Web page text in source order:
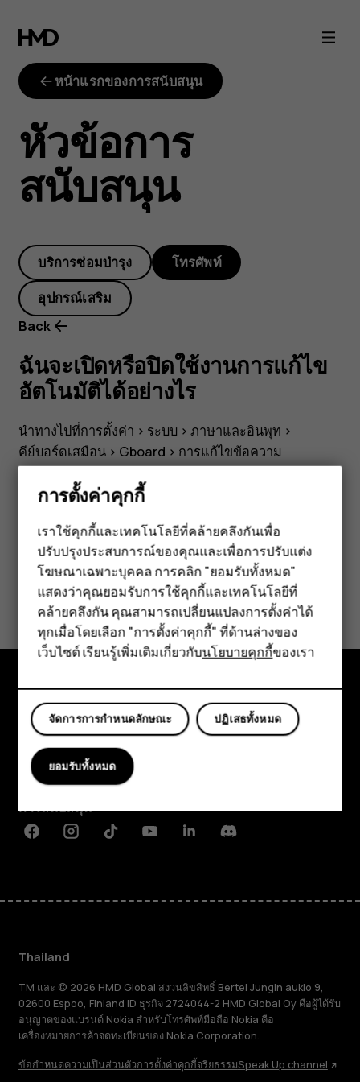
ฉัน
จะ
เปิด
หรือ
ปิด
ใช้
งานการ
แก้ไข
อัตโนมัติ
ได้
อย่างไร
สมาร์ทโฟน
ฟีเจอร์โฟน
อุปกรณ์เสริม
แท็บเล็ต
หน้าแรกของการสนับสนุน
หัวข้อการ
สนับสนุน
บริการซ่อมบำรุง โทรศัพท์
อุปกรณ์เสริม
Back
ฉันจะเปิดหรือปิดใช้งานการแก้ไข
อัตโนมัติได้อย่างไร
นำทางไปที่การตั้งค่า > ระบบ > ภาษาและอินพุท >
คีย์บอร์ดเสมือน> Gboard > การแก้ไขข้อความ
ข้อมูลนี้มีประโยชน์กับคุณหรือไม่
ใช่ ไม่
สำรวจ
เกี่ยวกับ
Planet and people
การสนับสนุน
FacebookInstagramTiktokYoutubeLinkedinDiscord
Thailand
TM และ © 2026 HMD Global สงวนลิขสิทธิ์ Bertel Jungin aukio 9,
02600 Espoo, Finland ID ธุรกิจ 2724044-2 HMD Global Oy คือผู้ได้รับ
อนุญาตของแบรนด์ Nokia สำหรับโทรศัพท์มือถือ Nokia คือ
เครื่องหมายการค้าจดทะเบียนของ Nokia Corporation.
ข้อกำหนดความเป็นส่วนตัวการตั้งค่าคุกกี้จริยธรรมSpeak Up channel
การตั้งค่าคุกกี้
เราใช้คุกกี้และเทคโนโลยีที่คล้ายคลึงกันเพื่อ
ปรับปรุงประสบการณ์ของคุณและเพื่อการปรับแต่ง
โฆษณาเฉพาะบุคคล การคลิก "ยอมรับทั้งหมด"
แสดงว่าคุณยอมรับการใช้คุกกี้และเทคโนโลยีที่
คล้ายคลึงกัน คุณสามารถเปลี่ยนแปลงการตั้งค่าได้
ทุกเมื่อโดยเลือก "การตั้งค่าคุกกี้" ที่ด้านล่างของ
เว็บไซต์ เรียนรู้เพิ่มเติมเกี่ยวกับนโยบายคุกกี้ของเรา
ปฏิเสธทั้งหมด
จัดการการกำหนดลักษณะ
ยอมรับทั้งหมด